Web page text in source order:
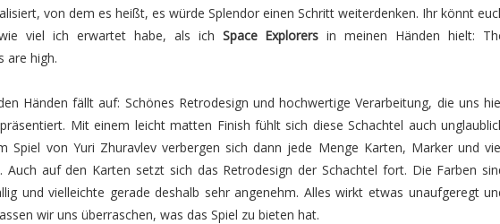
von dem es heißt, es würde Splendor einen Schritt weiterdenken. Ihr könnt
viel ich erwartet habe, als ich Space Explorers in meinen Händen hielt:
are high.
Händen fällt auf: Schönes Retrodesign und hochwertige Verarbeitung, die uns
Mit einem leicht matten Finish fühlt sich diese Schachtel auch
Spiel von Yuri Zhuravlev verbergen sich dann jede Menge Karten, Marker und
Auch auf den Karten setzt sich das Retrodesign der Schachtel fort. Die Farben
und vielleichte gerade deshalb sehr angenehm. Alles wirkt etwas unaufgeregt
wir uns überraschen, was das Spiel zu bieten hat.